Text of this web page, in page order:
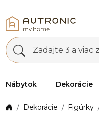
Zadajte 3 a viac
Nábytok Dekorácie
Dekorácie Figúrky